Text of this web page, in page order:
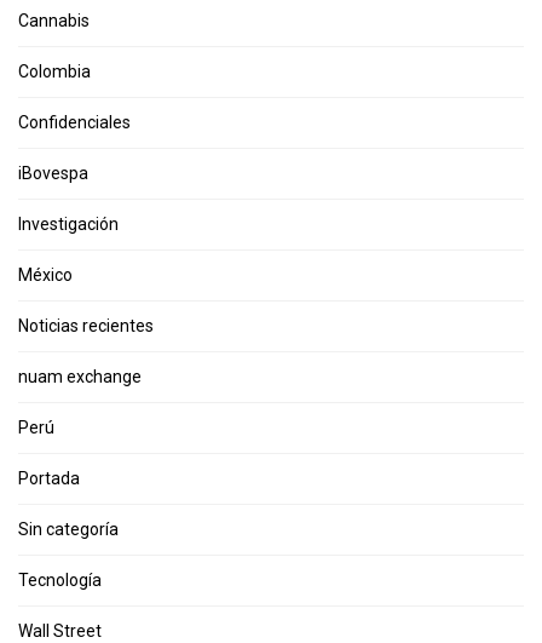
Cannabis
Colombia
Confidenciales
iBovespa
Investigación
México
Noticias recientes
nuam exchange
Perú
Portada
Sin categoría
Tecnología
Wall Street